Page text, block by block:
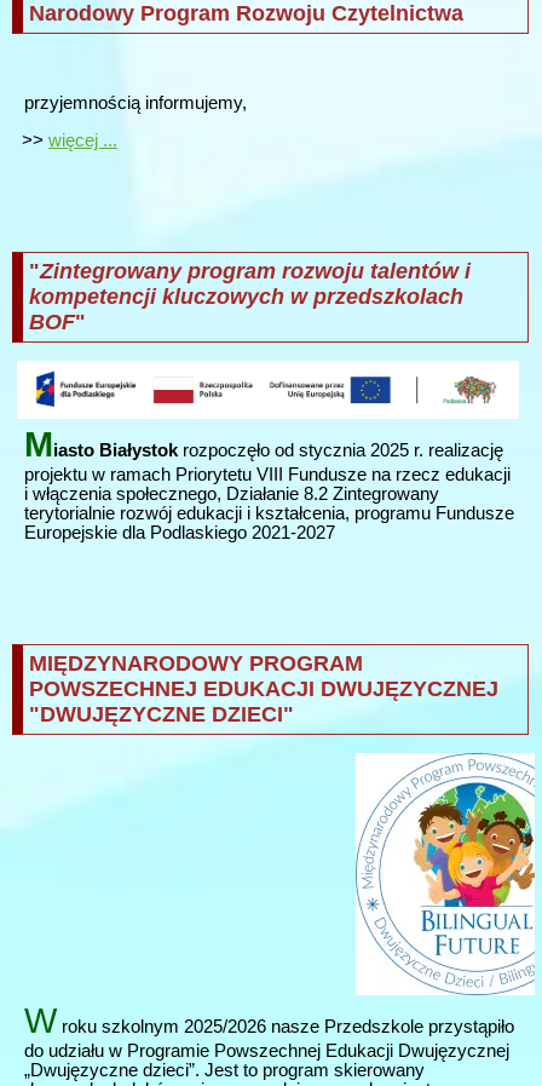
Narodowy Program Rozwoju Czytelnictwa
przyjemnością informujemy,
>> więcej ...
"Zintegrowany program rozwoju talentów i
kompetencji kluczowych w przedszkolach
BOF"
Miasto Białystok rozpoczęło od stycznia 2025 r. realizację
projektu w ramach Priorytetu VIII Fundusze na rzecz edukacji
i włączenia społecznego, Działanie 8.2 Zintegrowany
terytorialnie rozwój edukacji i kształcenia, programu Fundusze
Europejskie dla Podlaskiego 2021-2027
MIĘDZYNARODOWY PROGRAM
POWSZECHNEJ EDUKACJI DWUJĘZYCZNEJ
"DWUJĘZYCZNE DZIECI"
W roku szkolnym 2025/2026 nasze Przedszkole przystąpiło
do udziału w Programie Powszechnej Edukacji Dwujęzycznej
„Dwujęzyczne dzieci”. Jest to program skierowany